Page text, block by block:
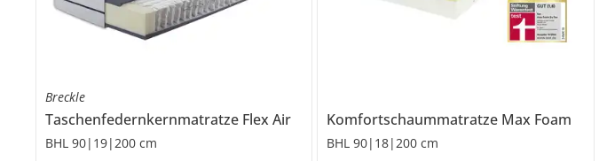
Breckle
Taschenfedernkernmatratze Flex Air
BHL 90|19|200 cm
Komfortschaummatratze Max Foam
BHL 90|18|200 cm